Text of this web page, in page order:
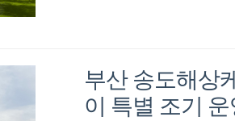
부산 송도해상
이 특별 조기 운